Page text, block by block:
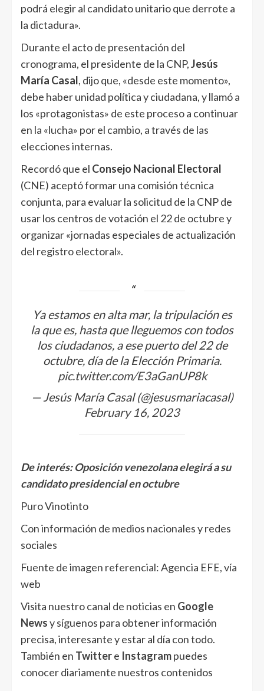
podrá elegir al candidato unitario que derrote a
la dictadura».
Durante el acto de presentación del
cronograma, el presidente de la CNP,Jesús
María Casal, dijo que, «desde este momento»,
debe haber unidad política y ciudadana, y llamó a
los «protagonistas» de este proceso a continuar
en la «lucha» por el cambio, a través de las
elecciones internas.
Recordó que el Consejo Nacional Electoral
(CNE) aceptó formar una comisión técnica
conjunta, para evaluar la solicitud de la CNP de
usar los centros de votación el 22 de octubre y
organizar «jornadas especiales de actualización
del registro electoral».
Ya estamos en alta mar, la tripulación es
la que es, hasta que lleguemos con todos
los ciudadanos, a ese puerto del 22 de
octubre, día de la Elección Primaria.
pic.twitter.com/E3aGanUP8k
— Jesús María Casal (@jesusmariacasal)
February 16, 2023
De interés:Oposición venezolana elegirá a su
candidato presidencial en octubre
Puro Vinotinto
Con información de medios nacionales y redes
sociales
Fuente de imagen referencial: Agencia EFE, vía
web
Visita nuestro canal de noticias en Google
Newsy síguenos para obtener información
precisa, interesante y estar al día con todo.
También en Twittere Instagrampuedes
conocer diariamente nuestros contenidos